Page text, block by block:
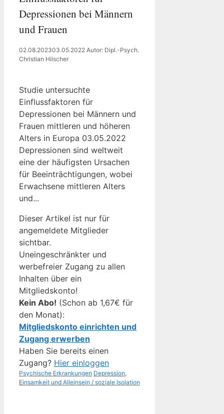
Depressionen bei Männern
und Frauen
02.08.202303.05.2022 Autor: Dipl.-Psych.
Christian Hilscher
Studie untersuchte
Einflussfaktoren für
Depressionen bei Männern und
Frauen mittleren und höheren
Alters in Europa 03.05.2022
Depressionen sind weltweit
eine der häufigsten Ursachen
für Beeinträchtigungen, wobei
Erwachsene mittleren Alters
und...
Dieser Artikel ist nur für
angemeldete Mitglieder
sichtbar.
Uneingeschränkter und
werbefreier Zugang zu allen
Inhalten über ein
Mitgliedskonto!
Kein Abo! (Schon ab 1,67€ für
den Monat):
Mitgliedskonto einrichten und
Zugang erwerben
Haben Sie bereits einen
Zugang? Hier einloggen
Kategorien
Psychische Erkrankungen Schlagwörter
Depression
Einsamkeit und Alleinsein / soziale Isolation